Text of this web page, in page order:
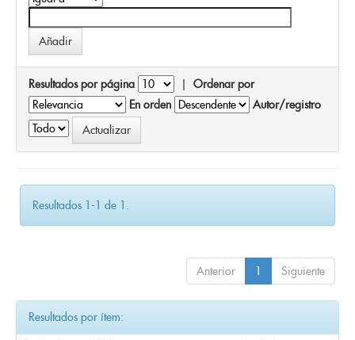
Resultados por página | Ordenar por
En orden
Autor/registro
Resultados 1-1 de 1.
Anterior 1 Siguiente
Resultados por ítem: